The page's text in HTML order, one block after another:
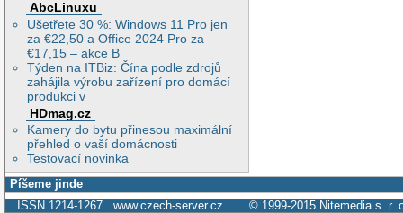
AbcLinuxu
Ušetřete 30 %: Windows 11 Pro jen
za €22,50 a Office 2024 Pro za
€17,15 – akce B
Týden na ITBiz: Čína podle zdrojů
zahájila výrobu zařízení pro domácí
produkci v
HDmag.cz
Kamery do bytu přinesou maximální
přehled o vaší domácnosti
Testovací novinka
Píšeme jinde
ISSN 1214-1267 www.czech-server.cz © 1999-2015 Nitemedia s. r.